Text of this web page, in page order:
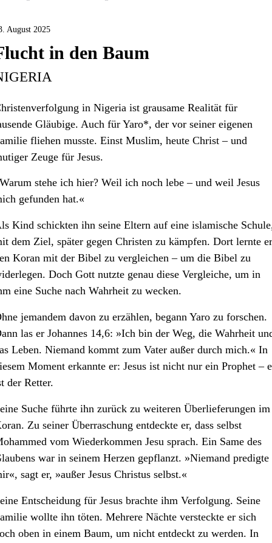
August 2025
in den Baum
in Nigeria ist grausame Realität für
Gläubige. Auch für Yaro*, der vor seiner eigenen
fliehen musste. Einst Muslim, heute Christ – und
Zeuge für Jesus.
stehe ich hier? Weil ich noch lebe – und weil Jesus
gefunden hat.«
Kind schickten ihn seine Eltern auf eine islamische
dem Ziel, später gegen Christen zu kämpfen. Dort lernte
Koran mit der Bibel zu vergleichen – um die Bibel zu
Doch Gott nutzte genau diese Vergleiche, um in
eine Suche nach Wahrheit zu wecken.
jemandem davon zu erzählen, begann Yaro zu forschen.
las er Johannes 14,6: »Ich bin der Weg, die Wahrheit
Leben. Niemand kommt zum Vater außer durch mich.« In
Moment erkannte er: Jesus ist nicht nur ein Prophet –
der Retter.
Suche führte ihn zurück zu weiteren Überlieferungen im
Zu seiner Überraschung entdeckte er, dass selbst
vom Wiederkommen Jesu sprach. Ein Same des
war in seinem Herzen gepflanzt. »Niemand predigte
sagt er, »außer Jesus Christus selbst.«
Entscheidung für Jesus brachte ihm Verfolgung. Seine
wollte ihn töten. Mehrere Nächte versteckte er sich
oben in einem Baum, um nicht entdeckt zu werden. In